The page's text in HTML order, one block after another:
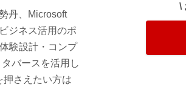
丹、Microsoft
ジネス活用のポ
験設計・コンプ
バースを活用し
押さえたい方は
\